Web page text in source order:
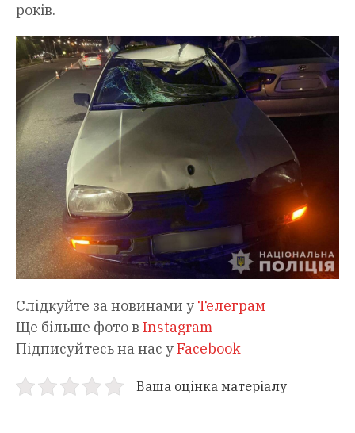
років.
Слідкуйте за новинами у Телеграм
Ще більше фото в Instagram
Підписуйтесь на нас уFacebook
Ваша оцінка матеріалу